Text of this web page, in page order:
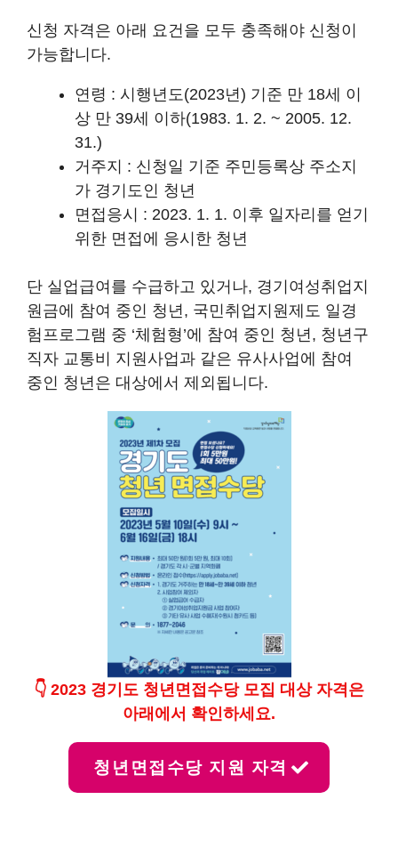
신청 자격은 아래 요건을 모두 충족해야 신청이
가능합니다.
연령 : 시행년도(2023년) 기준 만 18세 이
상 만 39세 이하(1983. 1. 2. ~ 2005. 12.
31.)
거주지 : 신청일 기준 주민등록상 주소지
가 경기도인 청년
면접응시 : 2023. 1. 1. 이후 일자리를 얻기
위한 면접에 응시한 청년
단 실업급여를 수급하고 있거나, 경기여성취업지
원금에 참여 중인 청년, 국민취업지원제도 일경
험프로그램 중 ‘체험형’에 참여 중인 청년, 청년구
직자 교통비 지원사업과 같은 유사사업에 참여
중인 청년은 대상에서 제외됩니다.
👇 2023 경기도 청년면접수당 모집 대상 자격은
아래에서 확인하세요.
청년면접수당 지원 자격